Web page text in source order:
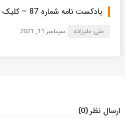
پادکست نامه شماره 87 – کلیک کنید
علی علیزاده سپتامبر 11, 2021
ارسال نظر (0)